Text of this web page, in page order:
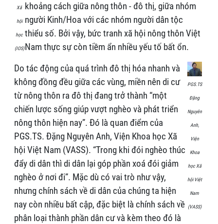
Xã
hội
học
(IOS)
khoảng cách giữa nông thôn - đô thị, giữa nhóm
người Kinh/Hoa với các nhóm người dân tộc
thiểu số. Bởi vậy, bức tranh xã hội nông thôn Việt
Nam thực sự còn tiềm ẩn nhiều yếu tố bất ổn.
PGS.TS
Đặng
Nguyên
Anh,
Viện
Khoa
học Xã
hội Việt
Nam
(VASS)
Do tác động của quá trình đô thị hóa nhanh và
không đồng đều giữa các vùng, miền nên di cư
từ nông thôn ra đô thị đang trở thành “một
chiến lược sống giúp vượt nghèo và phát triển
nông thôn hiện nay”. Đó là quan điểm của
PGS.TS. Đặng Nguyên Anh, Viện Khoa học Xã
hội Việt Nam (VASS). “Trong khi đói nghèo thúc
đẩy di dân thì di dân lại góp phần xoá đói giảm
nghèo ở nơi đi”. Mặc dù có vai trò như vậy,
nhưng chính sách về di dân của chúng ta hiện
nay còn nhiều bất cập, đặc biệt là chính sách về
phân loại thành phần dân cư và kèm theo đó là